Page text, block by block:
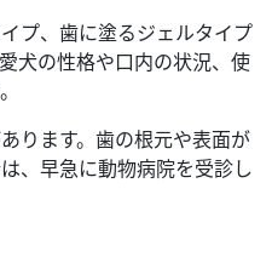
プ、歯に塗るジェルタイプ
犬の性格や口内の状況、使
ります。歯の根元や表面が
、早急に動物病院を受診し